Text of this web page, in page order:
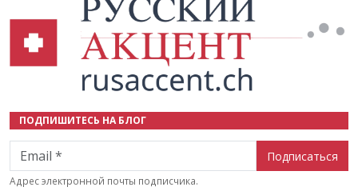
ПОДПИШИТЕСЬ НА БЛОГ
Email
Адрес электронной почты подписчика.